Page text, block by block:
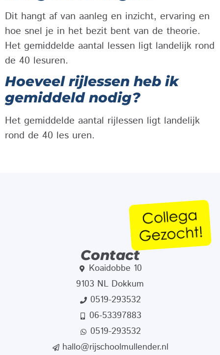
Dit hangt af van aanleg en inzicht, ervaring en
hoe snel je in het bezit bent van de theorie.
Het gemiddelde aantal lessen ligt landelijk rond
de 40 lesuren.
Hoeveel rijlessen heb ik
gemiddeld nodig?
Het gemiddelde aantal rijlessen ligt landelijk
rond de 40 les uren.
Contact
Koaidobbe 10
9103 NL Dokkum
0519-293532
06-53397883
0519-293532
hallo@rijschoolmullender.nl